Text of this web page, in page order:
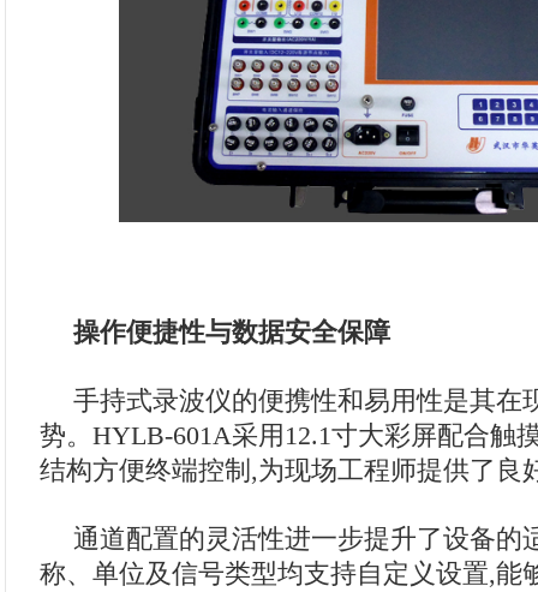
操作便捷性与数据安全保障
手持式录波仪的便携性和易用性是其在
势。HYLB-601A采用12.1寸大彩屏配合触
结构方便终端控制,为现场工程师提供了良
通道配置的灵活性进一步提升了设备的
称、单位及信号类型均支持自定义设置,能